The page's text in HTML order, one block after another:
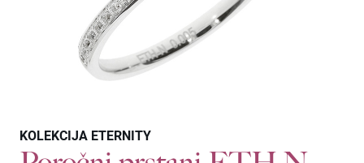
KOLEKCIJA ETERNITY